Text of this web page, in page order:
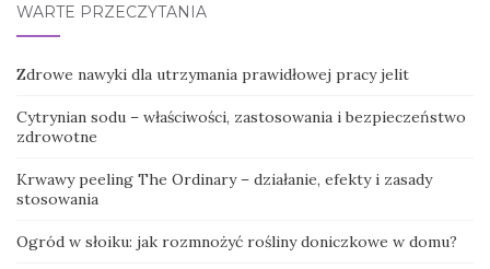
WARTE PRZECZYTANIA
Zdrowe nawyki dla utrzymania prawidłowej pracy jelit
Cytrynian sodu – właściwości, zastosowania i bezpieczeństwo
zdrowotne
Krwawy peeling The Ordinary – działanie, efekty i zasady
stosowania
Ogród w słoiku: jak rozmnożyć rośliny doniczkowe w domu?